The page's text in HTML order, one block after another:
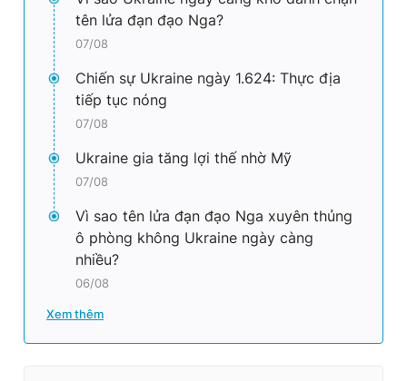
tên lửa đạn đạo Nga?
07/08
Chiến sự Ukraine ngày 1.624: Thực địa
tiếp tục nóng
07/08
Ukraine gia tăng lợi thế nhờ Mỹ
07/08
Vì sao tên lửa đạn đạo Nga xuyên thủng
ô phòng không Ukraine ngày càng
nhiều?
06/08
Xem thêm